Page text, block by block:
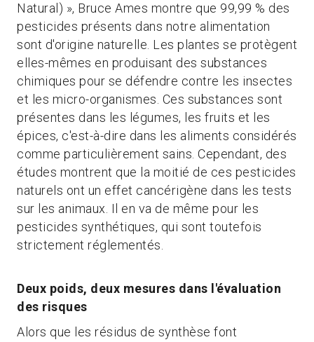
Natural) », Bruce Ames montre que 99,99 % des
pesticides présents dans notre alimentation
sont d'origine naturelle. Les plantes se protègent
elles-mêmes en produisant des substances
chimiques pour se défendre contre les insectes
et les micro-organismes. Ces substances sont
présentes dans les légumes, les fruits et les
épices, c'est-à-dire dans les aliments considérés
comme particulièrement sains. Cependant, des
études montrent que la moitié de ces pesticides
naturels ont un effet cancérigène dans les tests
sur les animaux. Il en va de même pour les
pesticides synthétiques, qui sont toutefois
strictement réglementés.
Deux poids, deux mesures dans l'évaluation
des risques
Alors que les résidus de synthèse font